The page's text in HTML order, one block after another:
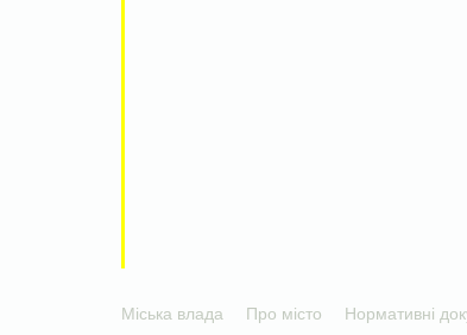
Міська влада Про місто Нормативні